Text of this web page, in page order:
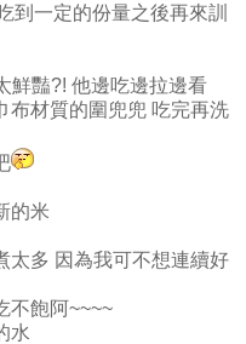
到一定的份量之後再來訓
鮮豔?! 他邊吃邊拉邊看
材質的圍兜兜 吃完再洗
的米
太多 因為我可不想連續好
不飽阿~~~~
水